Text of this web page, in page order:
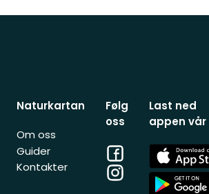
Naturkartan
Om oss
Guider
Kontakter
Følg
oss
Facebook
Instagram
Last ned
appen vår
App
Store
App